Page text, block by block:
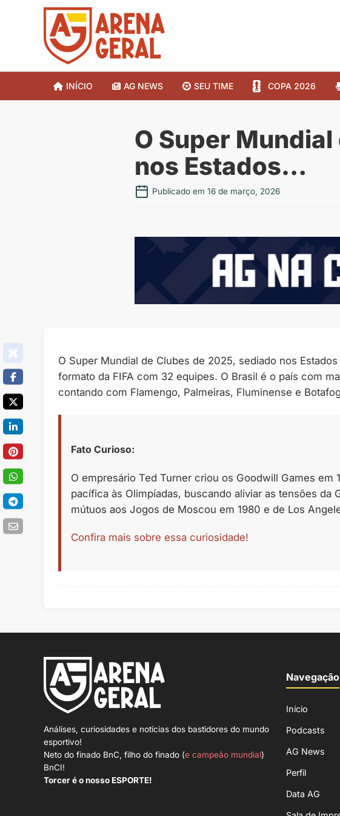
INÍCIO AG NEWS SEU TIME COPA 2026
O Super
nos Estados…
Publicado em 16 de março, 2026
O Super Mundial de Clubes de 2025, sediado nos
formato da FIFA com 32 equipes. O Brasil é o país com
contando com Flamengo, Palmeiras, Fluminense e
Fato Curioso:
O empresário Ted Turner criou os Goodwill Games em
pacífica às Olimpíadas, buscando aliviar as tensões da
mútuos aos Jogos de Moscou em 1980 e de Los
Confira mais sobre essa curiosidade!
Análises, curiosidades e notícias dos bastidores do mundo
esportivo!
Neto do finado BnC, filho do finado (e campeão mundial)
BnCI!
Torcer é o nosso ESPORTE!
Navegação
Início
Podcasts
AG News
Perfil
Data AG